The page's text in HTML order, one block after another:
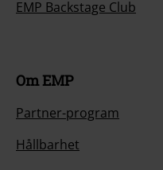
EMP Backstage Club
Om EMP
Partner-program
Hållbarhet